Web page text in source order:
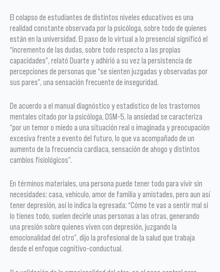
El colapso de estudiantes de distintos niveles educativos es una
realidad constante observada por la psicóloga, sobre todo de quienes
están en la universidad. El paso de lo virtual a lo presencial significó el
“incremento de las dudas, sobre todo respecto a las propias
capacidades”, relató Duarte y adhirió a su vez la persistencia de
percepciones de personas que “se sienten juzgadas y observadas por
sus pares”, una sensación frecuente de inseguridad.
De acuerdo a el manual diagnóstico y estadístico de los trastornos
mentales citado por la psicóloga, DSM-5, la ansiedad se caracteriza
“por un temor o miedo a una situación real o imaginada y preocupación
excesiva frente a evento del futuro, lo que va acompañado de un
aumento de la frecuencia cardiaca, sensación de ahogo y distintos
cambios fisiológicos”.
En términos materiales, una persona puede tener todo para vivir sin
necesidades: casa, vehículo, amor de familia y amistades, pero aun así
tener depresión, así lo indica la egresada: “Cómo te vas a sentir mal si
lo tienes todo, suelen decirle unas personas a las otras, generando
una presión sobre quienes viven con depresión, juzgando la
emocionalidad del otro”, dijo la profesional de la salud que trabaja
desde el enfoque cognitivo-conductual.